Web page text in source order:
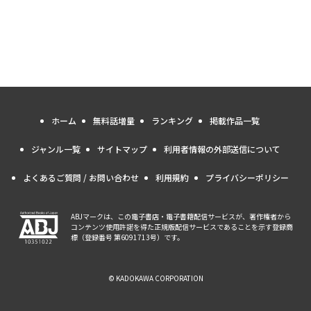
ホーム 無料話増量 ランキング 掲載作品一覧
ジャンル一覧 サイトマップ 利用者情報の外部送信について
よくあるご質問 / お問い合わせ 利用規約 プライバシーポリシー
ABJマークは、この電子書店・電子書籍配信サービスが、著作権者から
コンテンツ使用許諾を得た正規版配信サービスであることを示す登録商
標（登録番号 第6091713号）です。
© KADOKAWA CORPORATION